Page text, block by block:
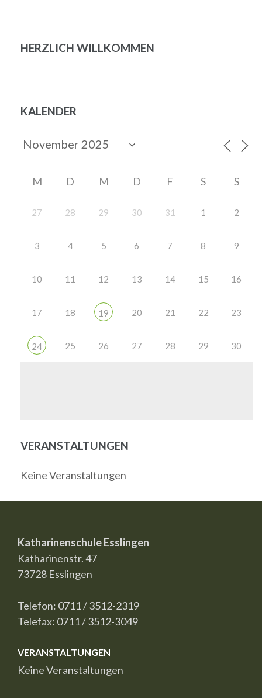
HERZLICH WILLKOMMEN
KALENDER
M D M D F S S
27 28 29 30 31 1 2
3 4 5 6 7 8 9
10 11 12 13 14 15 16
17 18 19 20 21 22 23
24 25 26 27 28 29 30
VERANSTALTUNGEN
Keine Veranstaltungen
Katharinenschule Esslingen
Katharinenstr. 47
73728 Esslingen
Telefon: 0711 / 3512-2319
Telefax: 0711 / 3512-3049
VERANSTALTUNGEN
Keine Veranstaltungen